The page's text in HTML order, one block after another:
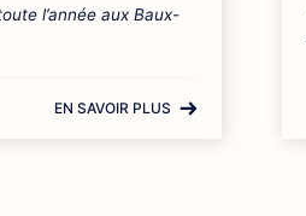
l’année aux Baux-
EN SAVOIR PLUS